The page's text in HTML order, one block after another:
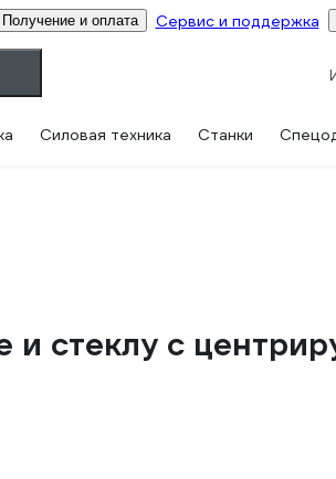
Получение и оплата Сервис и поддержка
Силовая техника Станки
и стеклу с